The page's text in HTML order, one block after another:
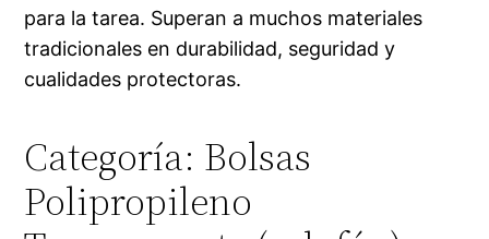
para la tarea. Superan a muchos materiales
tradicionales en durabilidad, seguridad y
cualidades protectoras.
Categoría: Bolsas
Polipropileno